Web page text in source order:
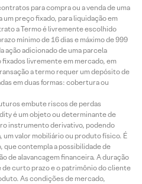
para compra ou a venda de uma
preço fixado, para liquidação em
a Termo é livremente escolhido
mínimo de 16 dias e máximo de 999
ação adicionado de uma parcela
livremente em mercado, em
a termo requer um depósito de
em duas formas: cobertura ou
embute riscos de perdas
é um objeto ou determinante de
instrumento derivativo, podendo
valor mobiliário ou produto físico. É
contempla a possibilidade de
de alavancagem financeira. A duração
curto prazo e o patrimônio do cliente
As condições de mercado,